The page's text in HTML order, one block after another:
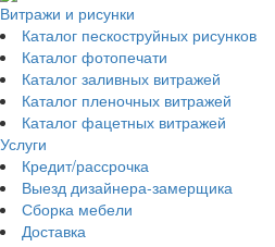
Витражи и рисунки
Каталог пескоструйных рисунков
Каталог фотопечати
Каталог заливных витражей
Каталог пленочных витражей
Каталог фацетных витражей
Услуги
Кредит/рассрочка
Выезд дизайнера-замерщика
Сборка мебели
Доставка